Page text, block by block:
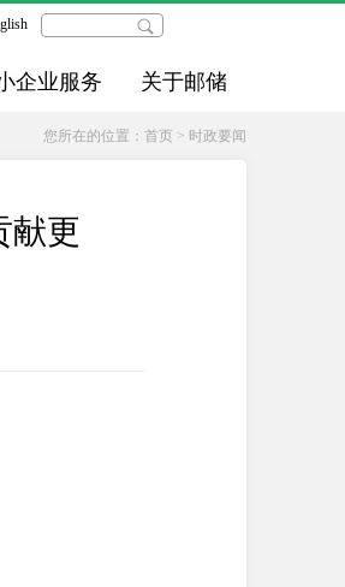
企业服务 关于邮储
您所在的位置： 首页 > 时政要闻
献更